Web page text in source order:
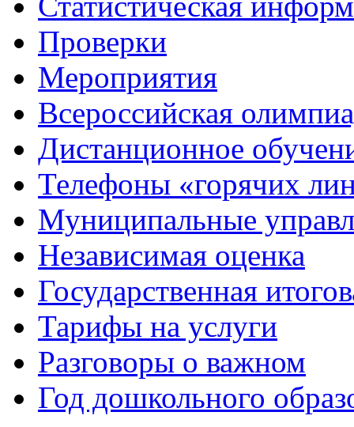
Проверки
Мероприятия
Всероссийская
Дистанционное
Телефоны «горячих
Муниципальные
Независимая оценка
Государственная
Тарифы на услуги
Разговоры о важном
Год дошкольного